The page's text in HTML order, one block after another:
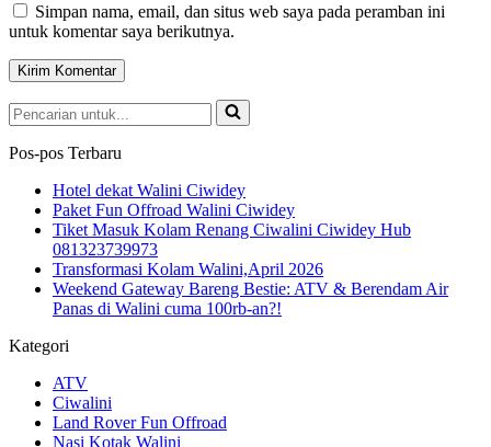
Simpan nama, email, dan situs web saya pada peramban ini
untuk komentar saya berikutnya.
Pencarian
untuk...
Pos-pos Terbaru
Hotel dekat Walini Ciwidey
Paket Fun Offroad Walini Ciwidey
Tiket Masuk Kolam Renang Ciwalini Ciwidey Hub
081323739973
Transformasi Kolam Walini,April 2026
Weekend Gateway Bareng Bestie: ATV & Berendam Air
Panas di Walini cuma 100rb-an?!
Kategori
ATV
Ciwalini
Land Rover Fun Offroad
Nasi Kotak Walini